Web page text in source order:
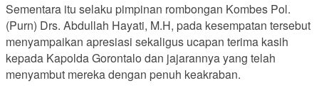
Sementara itu selaku pimpinan rombongan Kombes Pol.
(Purn) Drs. Abdullah Hayati, M.H, pada kesempatan tersebut
menyampaikan apresiasi sekaligus ucapan terima kasih
kepada Kapolda Gorontalo dan jajarannya yang telah
menyambut mereka dengan penuh keakraban.